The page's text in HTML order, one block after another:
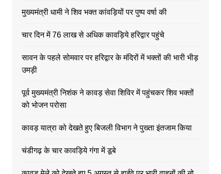
मुख्यमंत्री धामी ने शिव भक्त कांवड़ियों पर पुष्प वर्षा की
चार दिन में 76 लाख से अधिक कावड़िये हरिद्वार पहुंचे
सावन के पहले सोमवार पर हरिद्वार के मंदिरों में भक्तों की भारी भीड़
उमड़ी
पूर्व मुख्यमंत्री निशंक ने कावड़ सेवा शिविर में पहुंचकर शिव भक्तों
को भोजन परोसा
कावड़ यात्रा को देखते हुए बिजली विभाग ने पुख्ता इंतजाम किया
चंडीगढ़ के चार कावड़िये गंगा में डूबे